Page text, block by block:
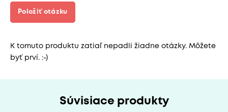
Položiť otázku
K tomuto produktu zatiaľ nepadli žiadne otázky. Môžete
byť prví. :-)
Súvisiace produkty